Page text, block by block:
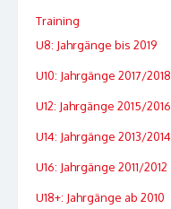
Training
U8: Jahrgänge bis 2019
U10: Jahrgänge 2017/2018
U12: Jahrgänge 2015/2016
U14: Jahrgänge 2013/2014
U16: Jahrgänge 2011/2012
U18+: Jahrgänge ab 2010